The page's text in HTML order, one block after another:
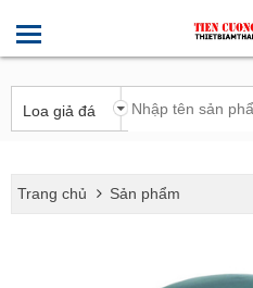
Trang chủ Sản phẩm